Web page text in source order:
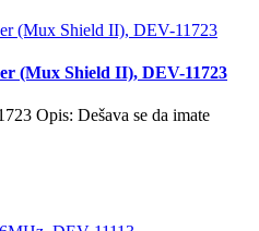
(Mux Shield II), DEV-11723
Opis: Dešava se da imate